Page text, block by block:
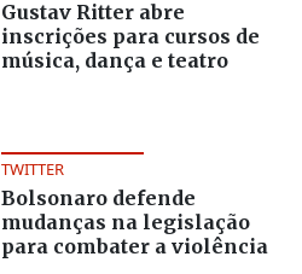
Gustav Ritter abre
inscrições para cursos de
música, dança e teatro
TWITTER
Bolsonaro defende
mudanças na legislação
para combater a violência